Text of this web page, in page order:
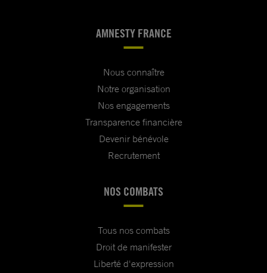
AMNESTY FRANCE
Nous connaître
Notre organisation
Nos engagements
Transparence financière
Devenir bénévole
Recrutement
NOS COMBATS
Tous nos combats
Droit de manifester
Liberté d'expression